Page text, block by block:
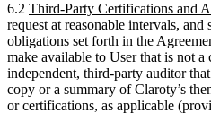
6.2 Third-Party Certifications and
request at reasonable intervals,
obligations set forth in the
make available to User that is not
independent, third-party auditor
copy or a summary of Claroty’s
or certifications, as applicable